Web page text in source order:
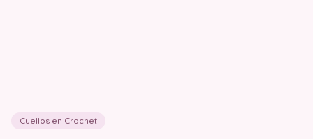
Cuellos en Crochet